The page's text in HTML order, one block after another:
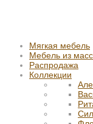
Мягкая мебель
Мебель из
Распродажа
Коллекции